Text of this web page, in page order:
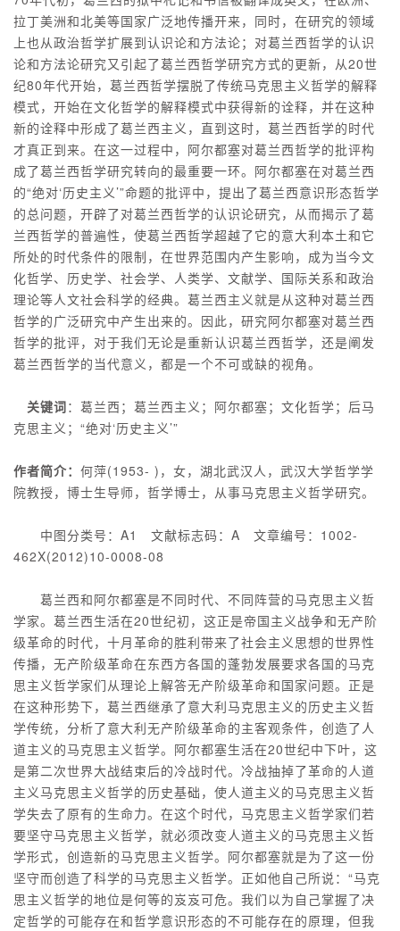
拉丁美洲和北美等国家广泛地传播开来，同时，在研究的领域
上也从政治哲学扩展到认识论和方法论；对葛兰西哲学的认识
论和方法论研究又引起了葛兰西哲学研究方式的更新，从20世
纪80年代开始，葛兰西哲学摆脱了传统马克思主义哲学的解释
模式，开始在文化哲学的解释模式中获得新的诠释，并在这种
新的诠释中形成了葛兰西主义，直到这时，葛兰西哲学的时代
才真正到来。在这一过程中，阿尔都塞对葛兰西哲学的批评构
成了葛兰西哲学研究转向的最重要一环。阿尔都塞在对葛兰西
的“绝对‘历史主义’”命题的批评中，提出了葛兰西意识形态哲学
的总问题，开辟了对葛兰西哲学的认识论研究，从而揭示了葛
兰西哲学的普遍性，使葛兰西哲学超越了它的意大利本土和它
所处的时代条件的限制，在世界范围内产生影响，成为当今文
化哲学、历史学、社会学、人类学、文献学、国际关系和政治
理论等人文社会科学的经典。葛兰西主义就是从这种对葛兰西
哲学的广泛研究中产生出来的。因此，研究阿尔都塞对葛兰西
哲学的批评，对于我们无论是重新认识葛兰西哲学，还是阐发
葛兰西哲学的当代意义，都是一个不可或缺的视角。
关键词：葛兰西；葛兰西主义；阿尔都塞；文化哲学；后马
克思主义；“绝对‘历史主义’”
作者简介： 何萍(1953- )，女，湖北武汉人，武汉大学哲学学
院教授，博士生导师，哲学博士，从事马克思主义哲学研究。
中图分类号：A1 文献标志码：A 文章编号：1002-
462X(2012)10-0008-08
葛兰西和阿尔都塞是不同时代、不同阵营的马克思主义哲
学家。葛兰西生活在20世纪初，这正是帝国主义战争和无产阶
级革命的时代，十月革命的胜利带来了社会主义思想的世界性
传播，无产阶级革命在东西方各国的蓬勃发展要求各国的马克
思主义哲学家们从理论上解答无产阶级革命和国家问题。正是
在这种形势下，葛兰西继承了意大利马克思主义的历史主义哲
学传统，分析了意大利无产阶级革命的主客观条件，创造了人
道主义的马克思主义哲学。阿尔都塞生活在20世纪中下叶，这
是第二次世界大战结束后的冷战时代。冷战抽掉了革命的人道
主义马克思主义哲学的历史基础，使人道主义的马克思主义哲
学失去了原有的生命力。在这个时代，马克思主义哲学家们若
要坚守马克思主义哲学，就必须改变人道主义的马克思主义哲
学形式，创造新的马克思主义哲学。阿尔都塞就是为了这一份
坚守而创造了科学的马克思主义哲学。正如他自己所说：“马克
思主义哲学的地位是何等的岌岌可危。我们以为自己掌握了决
定哲学的可能存在和哲学意识形态的不可能存在的原理，但我